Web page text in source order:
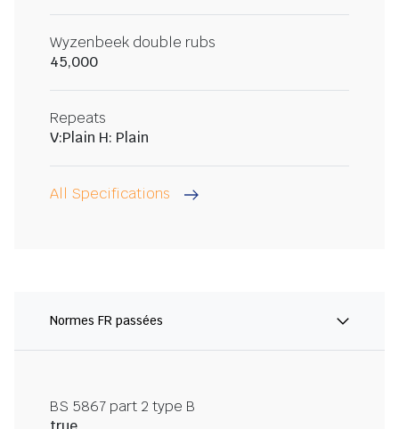
Wyzenbeek double rubs
45,000
Repeats
V:Plain H: Plain
All Specifications
Normes FR passées
BS 5867 part 2 type B